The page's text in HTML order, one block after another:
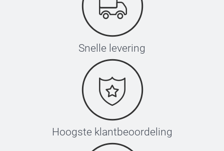
Snelle levering
Hoogste klantbeoordeling